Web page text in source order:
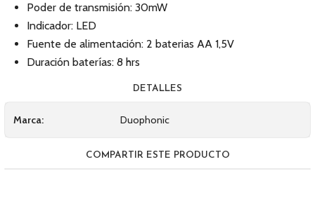
Poder de transmisión: 30mW
Indicador: LED
Fuente de alimentación: 2 baterias AA 1,5V
Duración baterías: 8 hrs
DETALLES
Marca: Duophonic
COMPARTIR ESTE PRODUCTO